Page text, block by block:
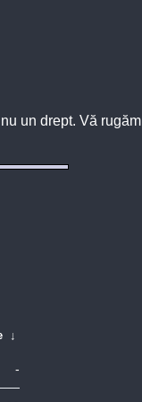
un drept. Vă rugăm
↓
-